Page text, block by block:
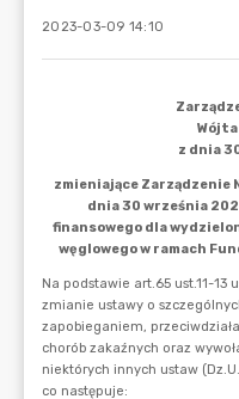
2023-03-09 14:10